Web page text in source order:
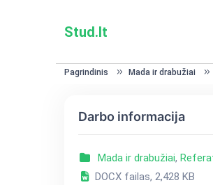
Stud.lt
Pagrindinis Mada ir drabužiai
Darbo informacija
Mada ir drabužiai,
DOCX failas, 2,428 KB